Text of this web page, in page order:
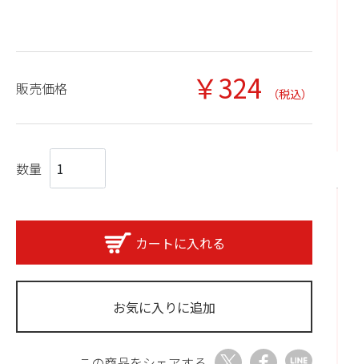
販売価格 ￥324 （税込）
数量
カートに入れる
お気に入りに追加